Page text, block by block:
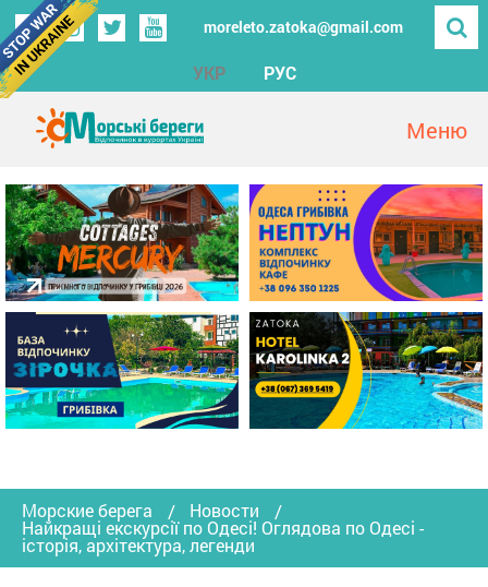
moreleto.zatoka@gmail.com
УКР РУС
Морские берега Новости
Найкращі екскурсії по Одесі! Оглядова по Одесі -
історія, архітектура, легенди